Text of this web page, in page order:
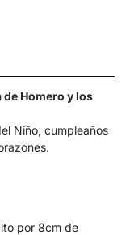
de Homero y los
Niño, cumpleaños
por 8cm de